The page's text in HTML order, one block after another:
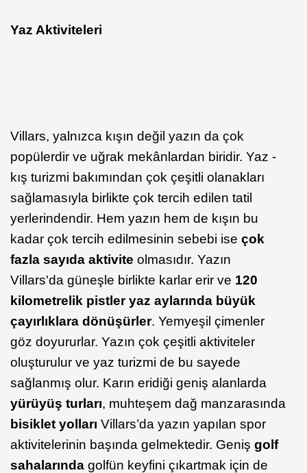
Yaz Aktiviteleri
Villars, yalnızca kışın değil yazın da çok
popülerdir ve uğrak mekânlardan biridir. Yaz -
kış turizmi bakımından çok çeşitli olanakları
sağlamasıyla birlikte çok tercih edilen tatil
yerlerindendir. Hem yazın hem de kışın bu
kadar çok tercih edilmesinin sebebi ise çok
fazla sayıda aktivite olmasıdır. Yazın
Villars'da güneşle birlikte karlar erir ve 120
kilometrelik pistler yaz aylarında büyük
çayırlıklara dönüşürler. Yemyeşil çimenler
göz doyururlar. Yazın çok çeşitli aktiviteler
oluşturulur ve yaz turizmi de bu sayede
sağlanmış olur. Karın eridiği geniş alanlarda
yürüyüş turları, muhteşem dağ manzarasında
bisiklet yolları Villars’da yazın yapılan spor
aktivitelerinin başında gelmektedir. Geniş golf
sahalarında golfün keyfini çıkartmak için de